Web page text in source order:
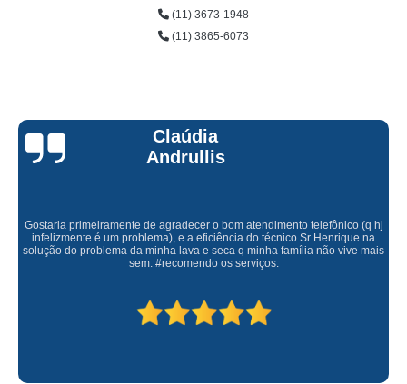
(11) 3673-1948
(11) 3865-6073
Claúdia
Andrullis
Gostaria primeiramente de agradecer o bom atendimento telefônico (q hj
infelizmente é um problema), e a eficiência do técnico Sr Henrique na
solução do problema da minha lava e seca q minha família não vive mais
sem. #recomendo os serviços.